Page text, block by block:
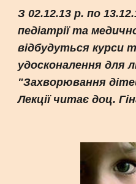
З 02.12.13 р. по
педіатрії та
відбудуться курси
удосконалення для
"Захворювання
Лекції читає доц.